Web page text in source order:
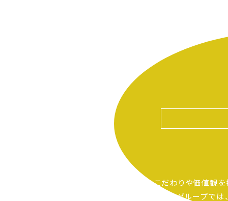
自分たちのこだわりや価値観
ピアーサーティーグループでは